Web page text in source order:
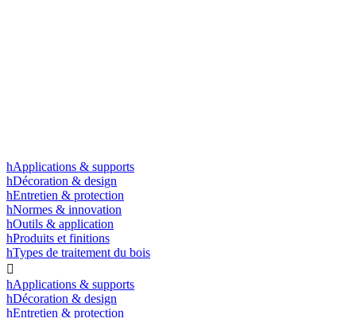
hApplications & supports
hDécoration & design
hEntretien & protection
hNormes & innovation
hOutils & application
hProduits et finitions
hTypes de traitement du bois

hApplications & supports
hDécoration & design
hEntretien & protection